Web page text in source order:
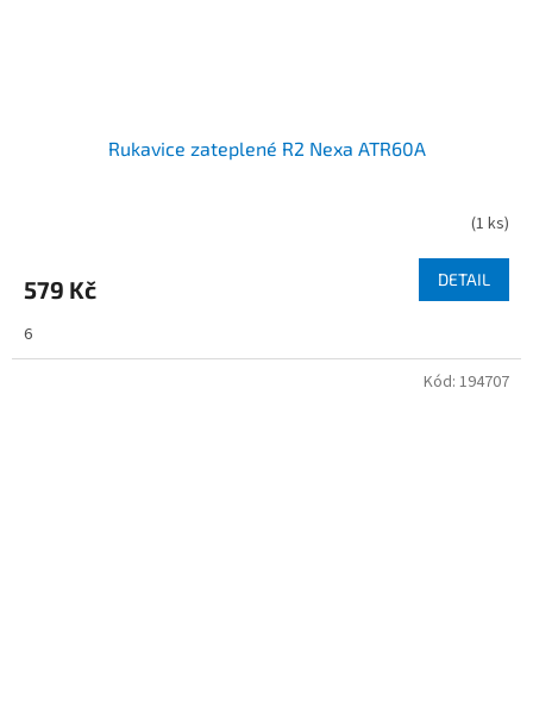
Rukavice zateplené R2 Nexa ATR60A
(1 ks)
579 Kč DETAIL
6
Kód: 194707